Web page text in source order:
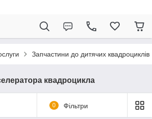
Запчастини до дитячих квадроциклів
квадроцикла
0 Фільтри